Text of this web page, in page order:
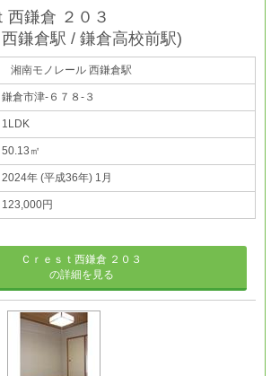
西鎌倉 ２０３
西鎌倉駅 鎌倉高校前駅)
湘南モノレール 西鎌倉駅
鎌倉市津-６７８-３
1LDK
50.13㎡
2024年 (平成36年) 1月
123,000円
Ｃｒｅｓｔ西鎌倉 ２０３
の詳細を見る